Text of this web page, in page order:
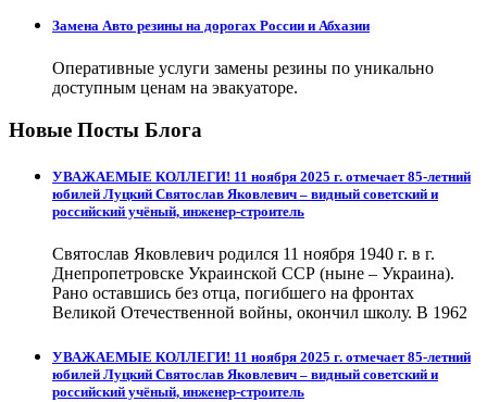
Замена Авто резины на дорогах России и Абхазии
Оперативные услуги замены резины по уникально
доступным ценам на эвакуаторе.
Новые Посты Блога
УВАЖАЕМЫЕ КОЛЛЕГИ! 11 ноября 2025 г. отмечает 85-летний
юбилей Луцкий Святослав Яковлевич – видный советский и
российский учёный, инженер-строитель
Святослав Яковлевич родился 11 ноября 1940 г. в г.
Днепропетровске Украинской ССР (ныне – Украина).
Рано оставшись без отца, погибшего на фронтах
Великой Отечественной войны, окончил школу. В 1962
УВАЖАЕМЫЕ КОЛЛЕГИ! 11 ноября 2025 г. отмечает 85-летний
юбилей Луцкий Святослав Яковлевич – видный советский и
российский учёный, инженер-строитель